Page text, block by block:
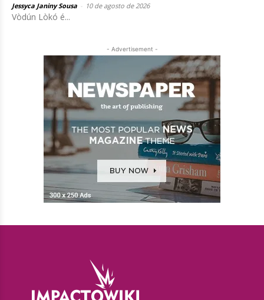
Jessyca Janiny Sousa 10 de agosto de 2026
Vòdún Lòkó é...
- Advertisement -